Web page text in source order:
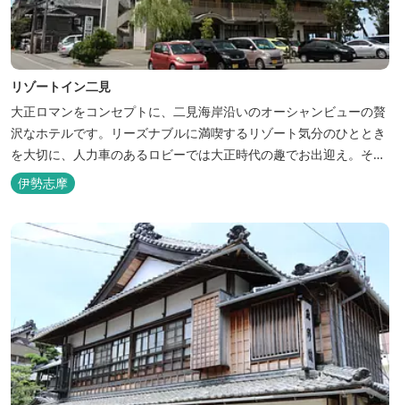
リゾートイン二見
大正ロマンをコンセプトに、二見海岸沿いのオーシャンビューの贅
沢なホテルです。リーズナブルに満喫するリゾート気分のひととき
を大切に、人力車のあるロビーでは大正時代の趣でお出迎え。そし
て、抜群の眺めが自慢の露天風呂｢七福の湯｣は、趣向を凝らした七
つのお風呂のうち、五つをご宿泊者様無料の貸切風呂としてご利用
が可能です。
伊勢志摩